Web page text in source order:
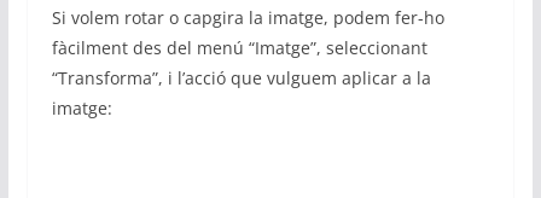
Si volem rotar o capgira la imatge, podem fer-ho
fàcilment des del menú “Imatge”, seleccionant
“Transforma”, i l’acció que vulguem aplicar a la
imatge: